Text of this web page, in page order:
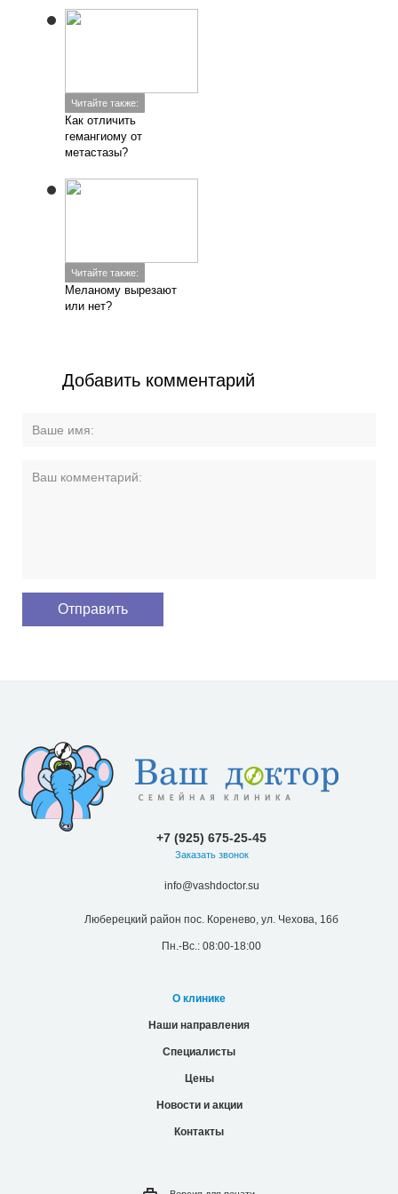
Читайте также:
Как отличить
гемангиому от
метастазы?
Читайте также:
Меланому вырезают
или нет?
Добавить комментарий
+7 (925) 675-25-45
Заказать звонок
info@vashdoctor.su
Люберецкий район пос. Коренево, ул. Чехова, 16б
Пн.-Вс.: 08:00-18:00
О клинике
Наши направления
Специалисты
Цены
Новости и акции
Контакты